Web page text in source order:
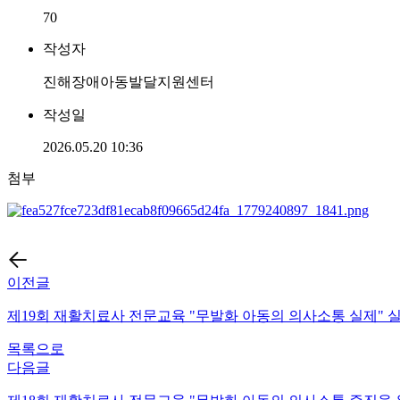
70
작성자
진해장애아동발달지원센터
작성일
2026.05.20 10:36
첨부
이전글
제19회 재활치료사 전문교육 "무발화 아동의 의사소통 실제"
목록으로
다음글